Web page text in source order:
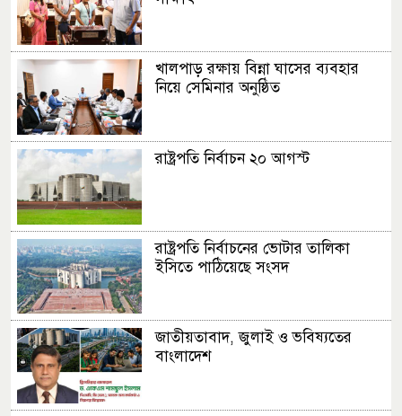
খালপাড় রক্ষায় বিন্না ঘাসের ব্যবহার
নিয়ে সেমিনার অনুষ্ঠিত
রাষ্ট্রপতি নির্বাচন ২০ আগস্ট
রাষ্ট্রপতি নির্বাচনের ভোটার তালিকা
ইসিতে পাঠিয়েছে সংসদ
জাতীয়তাবাদ, জুলাই ও ভবিষ্যতের
বাংলাদেশ